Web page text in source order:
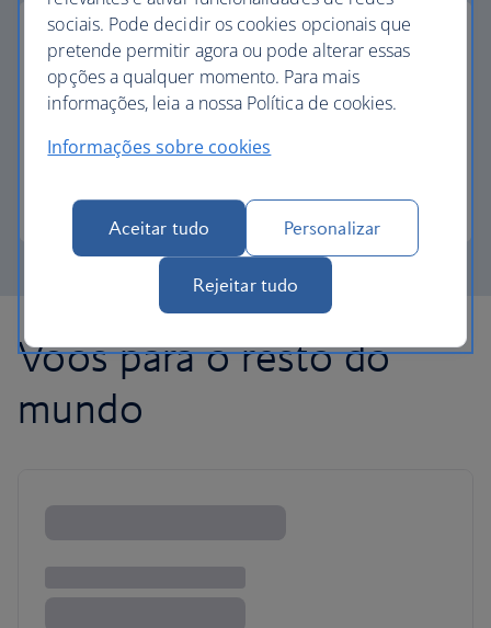
pagamento parcial com avios
Reduza o custo do seu próximo voo com Avios.
Saiba mais sobre o pagamento parcial
Voos para o resto do
mundo
sociais. Pode decidir os cookies opcionais que
pretende permitir agora ou pode alterar essas
opções a qualquer momento. Para mais
informações, leia a nossa Política de cookies.
Informações sobre cookies
Aceitar tudo Personalizar
Rejeitar tudo